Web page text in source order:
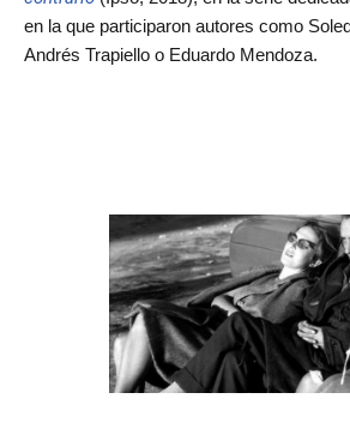
en la que participaron autores como
Andrés Trapiello o Eduardo Mendoza.